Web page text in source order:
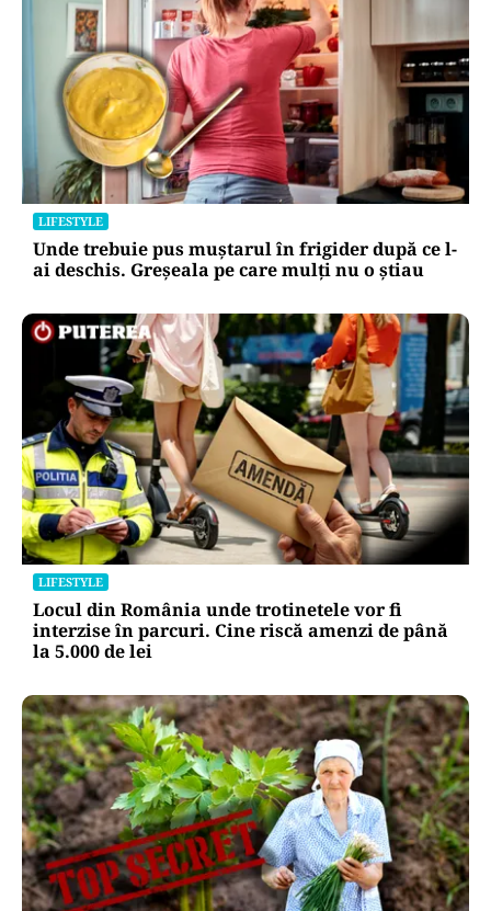
LIFESTYLE
Unde trebuie pus muștarul în frigider după ce l-
ai deschis. Greșeala pe care mulți nu o știau
LIFESTYLE
Locul din România unde trotinetele vor fi
interzise în parcuri. Cine riscă amenzi de până
la 5.000 de lei